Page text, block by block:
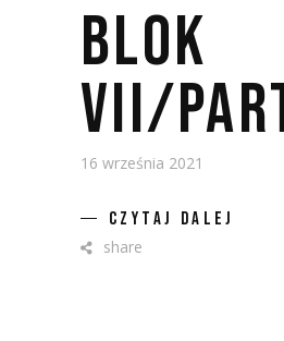
BLOK
VII/
16 września 2021
CZYTAJ DALEJ
share